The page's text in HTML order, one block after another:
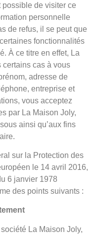
possible de visiter ce
personnelle
de refus, il se peut que
fonctionnalités
À ce titre en effet, La
certains cas à vous
adresse de
entreprise et
vous acceptez
par La Maison Joly,
ainsi qu’aux fins
sur la Protection des
le 14 avril 2016,
6 janvier 1978
des points suivants :
La Maison Joly,